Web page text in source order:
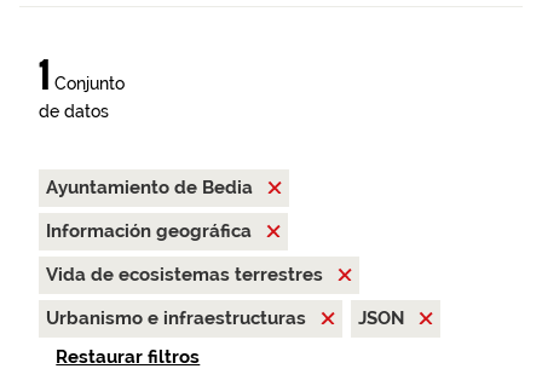
1 Conjunto
de datos
Ayuntamiento de Bedia
Información geográfica
Vida de ecosistemas terrestres
Urbanismo e infraestructuras
JSON
Restaurar filtros